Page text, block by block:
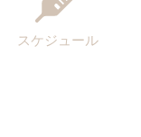
スケジュール